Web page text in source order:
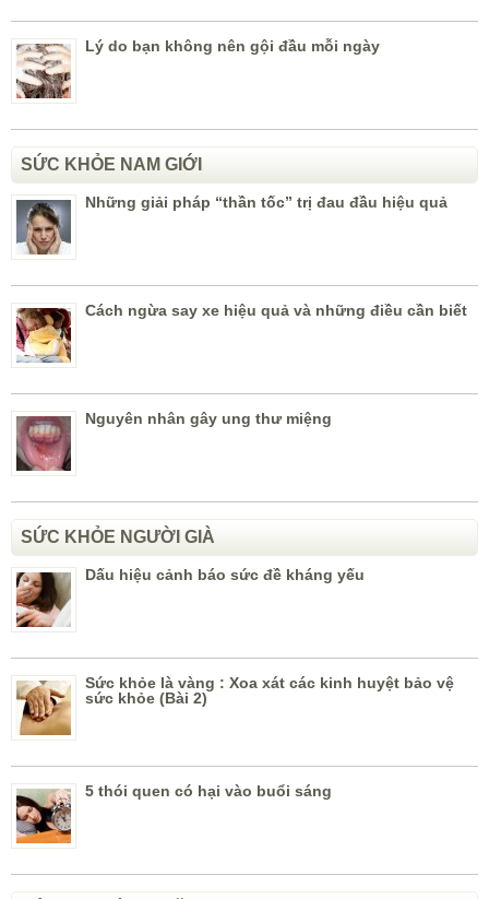
Lý do bạn không nên gội đầu mỗi ngày
SỨC KHỎE NAM GIỚI
Những giải pháp “thần tốc” trị đau đầu hiệu quả
Cách ngừa say xe hiệu quả và những điều cần biết
Nguyên nhân gây ung thư miệng
SỨC KHỎE NGƯỜI GIÀ
Dấu hiệu cảnh báo sức đề kháng yếu
Sức khỏe là vàng : Xoa xát các kinh huyệt bảo vệ
sức khỏe (Bài 2)
5 thói quen có hại vào buổi sáng